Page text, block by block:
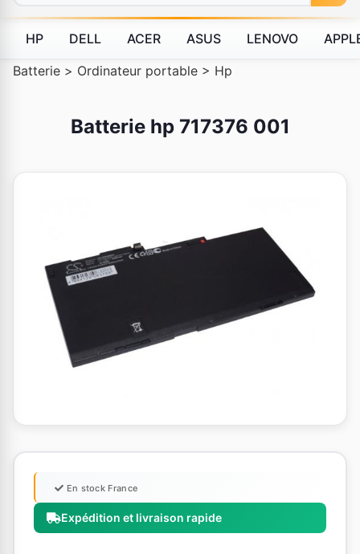
HP DELL ACER ASUS LENOVO
Batterie > Ordinateur portable > Hp
Batterie hp 717376 001
Expédition et livraison rapide
En stock France